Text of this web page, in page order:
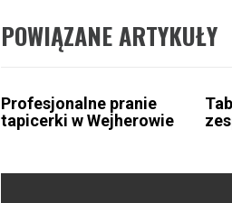
POWIĄZANE ARTYKUŁY
Profesjonalne pranie
tapicerki w Wejherowie
Nawigacja